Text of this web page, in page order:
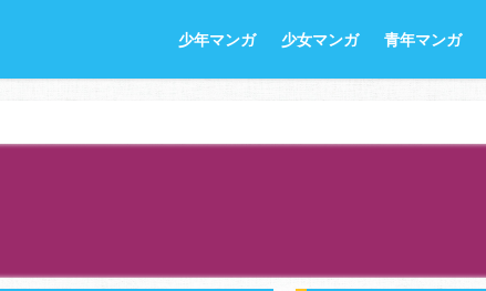
少年マンガ 少女マンガ 青年マンガ